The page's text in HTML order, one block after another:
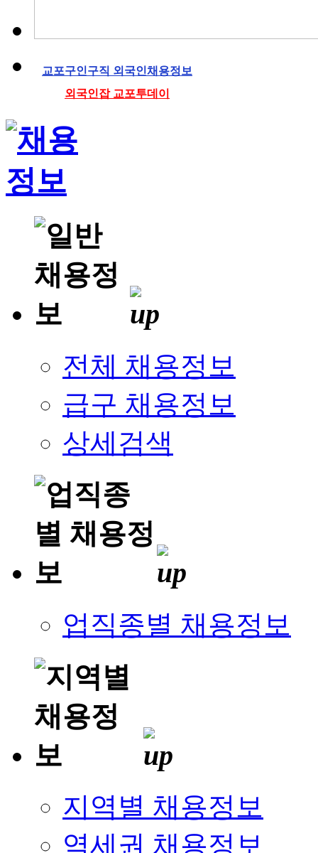
교포구인구직 외국인채용정보
외국인잡 교포투데이
전체 채용정보
급구 채용정보
상세검색
업직종별 채용정보
지역별 채용정보
역세권 채용정보